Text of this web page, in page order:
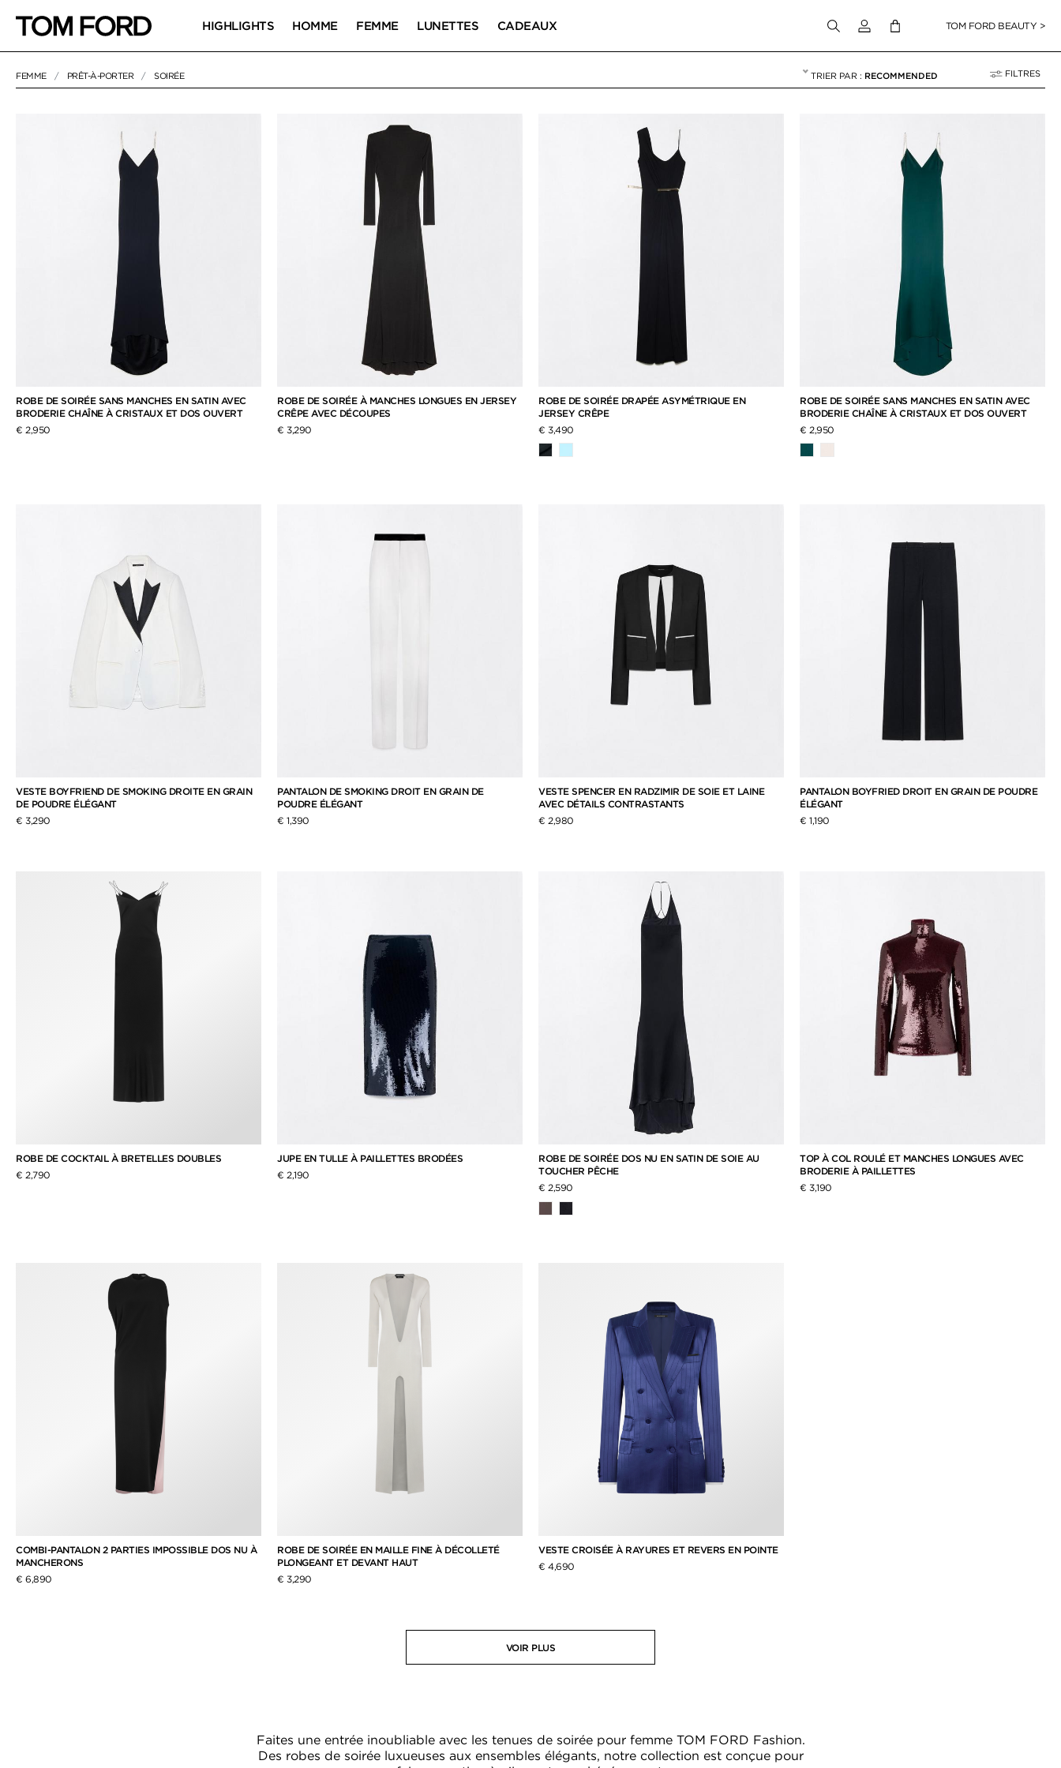
HIGHLIGHTS HOMME FEMME LUNETTES CADEAUX Connectez-vous à votre compte
TOM FORD BEAUTY >
FEMME PRÊT-À-PORTER SOIRÉE RECOMMENDED FILTRES
NULL "SOIRÉE"
ROBE DE SOIRÉE SANS MANCHES EN SATIN AVEC
BRODERIE CHAÎNE À CRISTAUX ET DOS OUVERT
€ 2,950
ROBE DE SOIRÉE À MANCHES LONGUES EN JERSEY
CRÊPE AVEC DÉCOUPES
€ 3,290
ROBE DE SOIRÉE DRAPÉE ASYMÉTRIQUE EN
JERSEY CRÊPE
€ 3,490
ROBE DE SOIRÉE SANS MANCHES EN SATIN AVEC
BRODERIE CHAÎNE À CRISTAUX ET DOS OUVERT
€ 2,950
VESTE BOYFRIEND DE SMOKING DROITE EN GRAIN
DE POUDRE ÉLÉGANT
€ 3,290
PANTALON DE SMOKING DROIT EN GRAIN DE
POUDRE ÉLÉGANT
€ 1,390
VESTE SPENCER EN RADZIMIR DE SOIE ET LAINE
AVEC DÉTAILS CONTRASTANTS
€ 2,980
PANTALON BOYFRIED DROIT EN GRAIN DE POUDRE
ÉLÉGANT
€ 1,190
ROBE DE COCKTAIL À BRETELLES DOUBLES
€ 2,790
JUPE EN TULLE À PAILLETTES BRODÉES
€ 2,190
ROBE DE SOIRÉE DOS NU EN SATIN DE SOIE AU
TOUCHER PÊCHE
€ 2,590
TOP À COL ROULÉ ET MANCHES LONGUES AVEC
BRODERIE À PAILLETTES
€ 3,190
COMBI-PANTALON 2 PARTIES IMPOSSIBLE DOS NU À
MANCHERONS
€ 6,890
ROBE DE SOIRÉE EN MAILLE FINE À DÉCOLLETÉ
PLONGEANT ET DEVANT HAUT
€ 3,290
VESTE CROISÉE À RAYURES ET REVERS EN POINTE
€ 4,690
VOIR PLUS
Faites une entrée inoubliable avec les tenues de soirée pour femme TOM FORD Fashion.
Des robes de soirée luxueuses aux ensembles élégants, notre collection est conçue pour